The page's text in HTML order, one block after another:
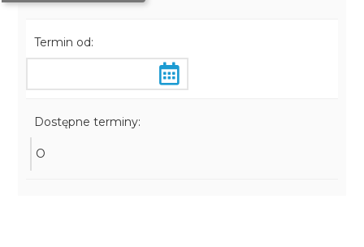
Termin od:
Dostępne terminy:
O